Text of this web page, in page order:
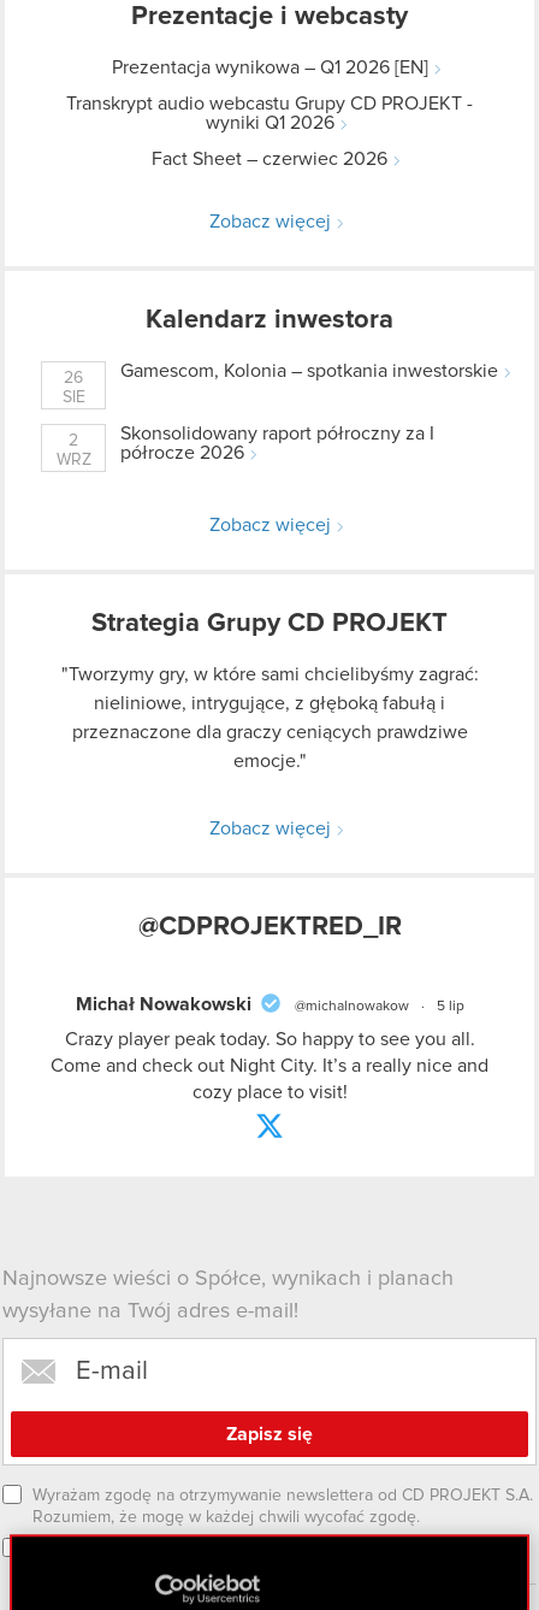
Zobacz więcej
Prezentacje i webcasty
Prezentacja wynikowa – Q1 2026 [EN]
Transkrypt audio webcastu Grupy CD PROJEKT -
wyniki Q1 2026
Fact Sheet – czerwiec 2026
Zobacz więcej
Kalendarz inwestora
26
SIE
Gamescom, Kolonia – spotkania inwestorskie
2
WRZ
Skonsolidowany raport półroczny za I
półrocze 2026
Zobacz więcej
Strategia Grupy CD PROJEKT
"Wierzymy, że zaangażowanie, ilość pracy i serca jaką
wkładamy w nasze gry oraz obsesyjna dbałość o
szczegóły spowoduje, że gracz po skończeniu
rozgrywki będzie mieć poczucie dobrze wydanych
"Chcemy docierać do wrażliwości ludzi na całym
świecie, dostarczając im doskonałej, poruszającej
rozrywki."
"Tworzymy gry, w które sami chcielibyśmy zagrać:
nieliniowe, intrygujące, z głęboką fabułą i
przeznaczone dla graczy ceniących prawdziwe
emocje."
@CDPROJEKTRED_IR
Michał Nowakowski @michalnowakow · 5 lip
Crazy player peak today. So happy to see you all.
Come and check out Night City. It’s a really nice and
cozy place to visit!
Najnowsze wieści o Spółce, wynikach i planach
wysyłane na Twój adres e-mail!
Wyrażam zgodę na otrzymywanie newslettera od CD PROJEKT S.A.
Rozumiem, że mogę w każdej chwili wycofać zgodę.